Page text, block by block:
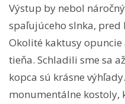
Výstup by nebol
spaľujúceho slnka,
Okolité kaktusy
tieňa. Schladili sme sa
kopca sú krásne
monumentálne kostoly,